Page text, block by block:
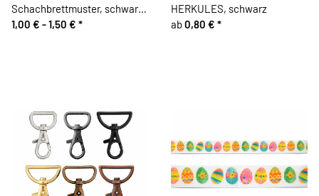
Schachbrettmuster, schwarz-
weiß
1,00 € -1,50 € *
HERKULES, schwarz
ab0,80 € *